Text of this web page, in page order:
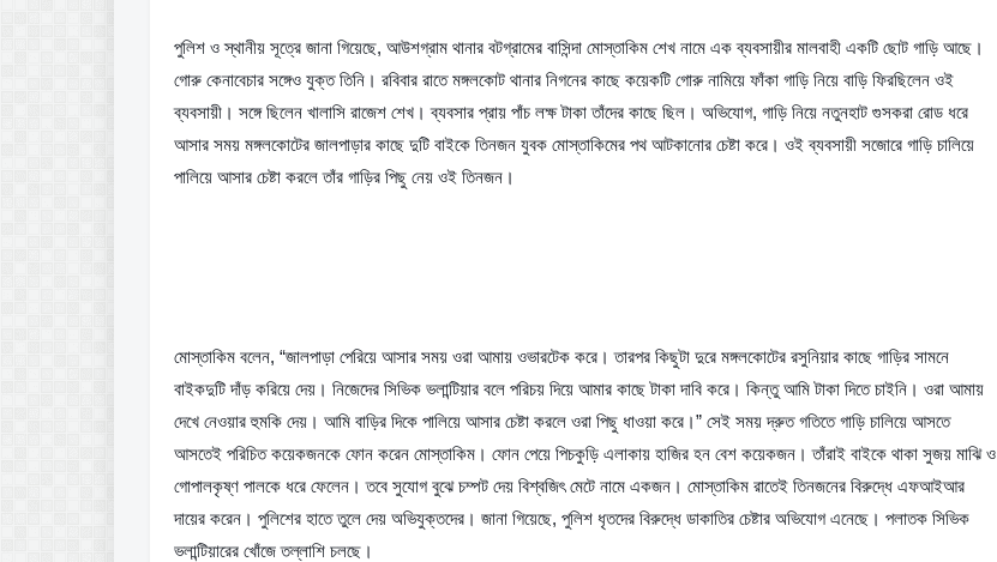
পুলিশ ও স্থানীয় সূত্রে জানা গিয়েছে, আউশগ্রাম থানার বটগ্রামের বাসিন্দা মোস্তাকিম শেখ নামে এক ব্যবসায়ীর মালবাহী একটি ছোট গাড়ি আছে।
গোরু কেনাবেচার সঙ্গেও যুক্ত তিনি। রবিবার রাতে মঙ্গলকোট থানার নিগনের কাছে কয়েকটি গোরু নামিয়ে ফাঁকা গাড়ি নিয়ে বাড়ি ফিরছিলেন ওই
ব্যবসায়ী। সঙ্গে ছিলেন খালাসি রাজেশ শেখ। ব্যবসার প্রায় পাঁচ লক্ষ টাকা তাঁদের কাছে ছিল। অভিযোগ, গাড়ি নিয়ে নতুনহাট গুসকরা রোড ধরে
আসার সময় মঙ্গলকোটের জালপাড়ার কাছে দুটি বাইকে তিনজন যুবক মোস্তাকিমের পথ আটকানোর চেষ্টা করে। ওই ব্যবসায়ী সজোরে গাড়ি চালিয়ে
পালিয়ে আসার চেষ্টা করলে তাঁর গাড়ির পিছু নেয় ওই তিনজন।
মোস্তাকিম বলেন, “জালপাড়া পেরিয়ে আসার সময় ওরা আমায় ওভারটেক করে। তারপর কিছুটা দুরে মঙ্গলকোটের রসুনিয়ার কাছে গাড়ির সামনে
বাইকদুটি দাঁড় করিয়ে দেয়। নিজেদের সিভিক ভলান্টিয়ার বলে পরিচয় দিয়ে আমার কাছে টাকা দাবি করে। কিন্তু আমি টাকা দিতে চাইনি। ওরা আমায়
দেখে নেওয়ার হুমকি দেয়। আমি বাড়ির দিকে পালিয়ে আসার চেষ্টা করলে ওরা পিছু ধাওয়া করে।” সেই সময় দ্রুত গতিতে গাড়ি চালিয়ে আসতে
আসতেই পরিচিত কয়েকজনকে ফোন করেন মোস্তাকিম। ফোন পেয়ে পিচকুড়ি এলাকায় হাজির হন বেশ কয়েকজন। তাঁরাই বাইকে থাকা সুজয় মাঝি ও
গোপালকৃষ্ণ পালকে ধরে ফেলেন। তবে সুযোগ বুঝে চম্পট দেয় বিশ্বজিৎ মেটে নামে একজন। মোস্তাকিম রাতেই তিনজনের বিরুদ্ধে এফআইআর
দায়ের করেন। পুলিশের হাতে তুলে দেয় অভিযুক্তদের। জানা গিয়েছে, পুলিশ ধৃতদের বিরুদ্ধে ডাকাতির চেষ্টার অভিযোগ এনেছে। পলাতক সিভিক
ভলান্টিয়ারের খোঁজে তল্লাশি চলছে।